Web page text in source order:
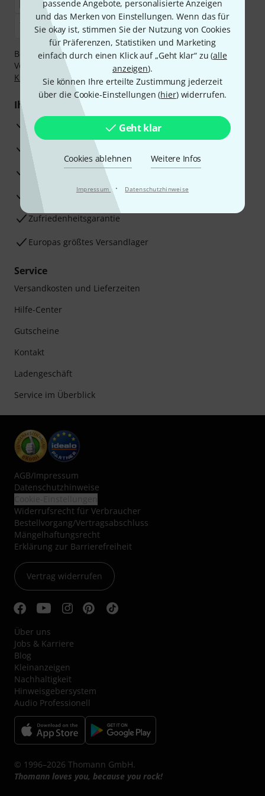
passende Angebote, personalisierte Anzeigen
und das Merken von Einstellungen. Wenn das für
Sie okay ist, stimmen Sie der Nutzung von Cookies
für Präferenzen, Statistiken und Marketing
einfach durch einen Klick auf „Geht klar“ zu (alle
anzeigen).
Sie können Ihre erteilte Zustimmung jederzeit
über die Cookie-Einstellungen (hier) widerrufen.
Geht klar
Cookies ablehnen Weitere Infos
Impressum · Datenschutzhinweise
Bezahlen Sie vertraulich und sicher per Nachnahme,
Vorkasse, PayPal, Amazon Pay,Klarna Sofort bezahlen
Klarna Ratenzahlungoder Kreditkarte.
Ihre Vorteile
3 Jahre Thomann Garantie
30 Tage Money-Back-Garantie
Reparaturservice
Beratung durch Fachexperten
Zufriedenheitsgarantie
Europas größtes Versandlager
Service
Versandkosten und Lieferzeiten
Hilfe-Center
Gutscheine
Kontakt
Ladengeschäft
Service im Überblick
AGB/Impressum
Datenschutzhinweise
Widerrufsrecht für Verbraucher
Bestellvorgang/Vertragsabschluss
Mängelhaftungsrecht
Erklärung zur Barrierefreiheit
Vertrag widerrufen
Über uns
Jobs & Karriere
Blog
Kleinanzeigen
Nachhaltigkeit
Hinweisgebersystem
Audio Professionell
© 1996–2026 Thomann GmbH.
Thomann loves you, because you rock!